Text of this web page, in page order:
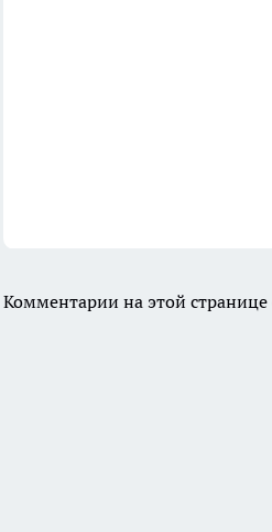
Комментарии на этой